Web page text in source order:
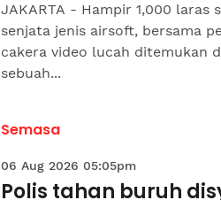
JAKARTA - Hampir 1,000
senjata jenis airsoft, bersama
cakera video lucah ditemukan
sebuah...
Semasa
06 Aug 2026 05:05pm
Polis tahan buruh